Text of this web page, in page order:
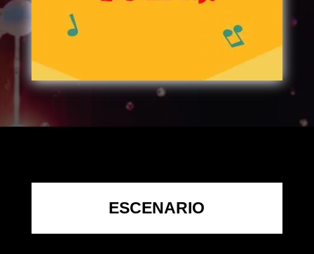
ESCENARIO